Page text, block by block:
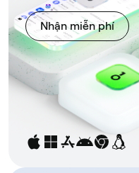
Nhận miễn phí